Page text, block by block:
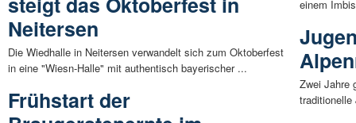
Neitersen
Die Wiedhalle in Neitersen verwandelt sich zum Oktoberfest
in eine "Wiesn-Halle" mit authentisch bayerischer ...
Frühstart der
einem
Zwei Jahre